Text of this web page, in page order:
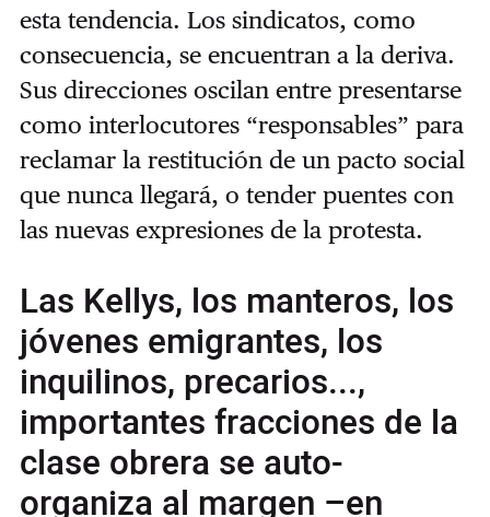
esta tendencia. Los sindicatos, como
consecuencia, se encuentran a la deriva.
Sus direcciones oscilan entre presentarse
como interlocutores “responsables” para
reclamar la restitución de un pacto social
que nunca llegará, o tender puentes con
las nuevas expresiones de la protesta.
Las Kellys, los manteros, los
jóvenes emigrantes, los
inquilinos, precarios...,
importantes fracciones de la
clase obrera se auto-
organiza al margen –en